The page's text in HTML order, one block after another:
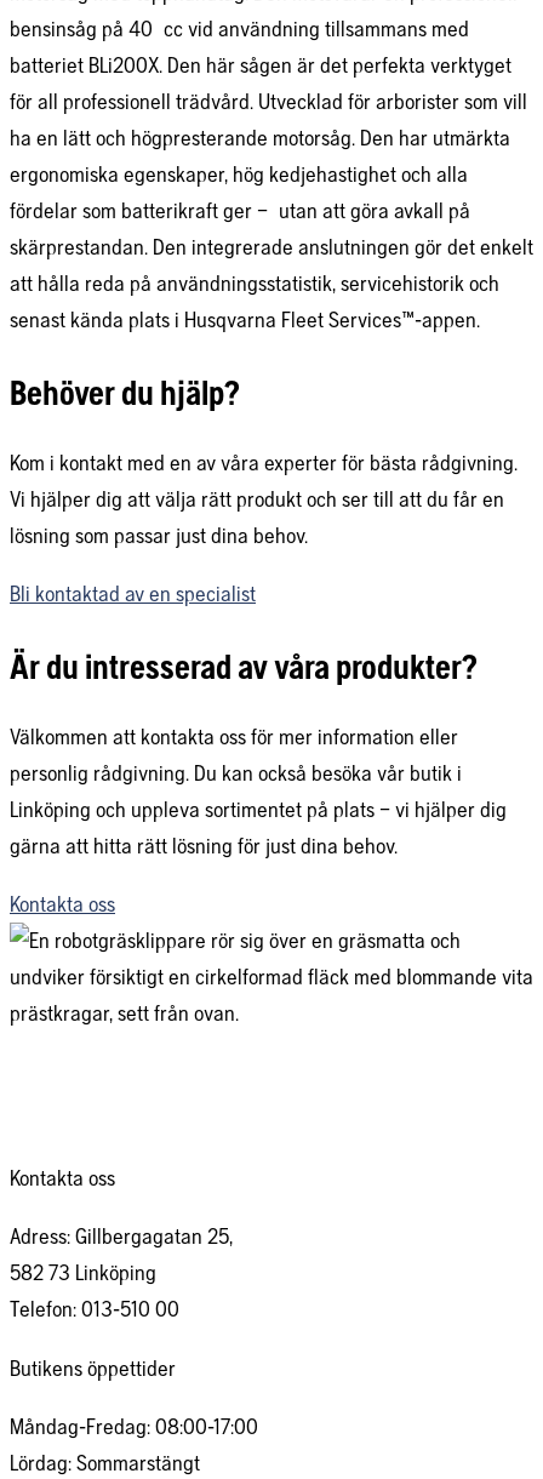
bensinsåg på 40 cc vid användning tillsammans med
batteriet BLi200X. Den här sågen är det perfekta verktyget
för all professionell trädvård. Utvecklad för arborister som vill
ha en lätt och högpresterande motorsåg. Den har utmärkta
ergonomiska egenskaper, hög kedjehastighet och alla
fördelar som batterikraft ger – utan att göra avkall på
skärprestandan. Den integrerade anslutningen gör det enkelt
att hålla reda på användningsstatistik, servicehistorik och
senast kända plats i Husqvarna Fleet Services™-appen.
Behöver du hjälp?
Kom i kontakt med en av våra experter för bästa rådgivning.
Vi hjälper dig att välja rätt produkt och ser till att du får en
lösning som passar just dina behov.
Bli kontaktad av en specialist
Är du intresserad av våra produkter?
Välkommen att kontakta oss för mer information eller
personlig rådgivning. Du kan också besöka vår butik i
Linköping och uppleva sortimentet på plats – vi hjälper dig
gärna att hitta rätt lösning för just dina behov.
Kontakta oss
Kontakta oss
Adress: Gillbergagatan 25,
582 73 Linköping
Telefon: 013-510 00
Butikens öppettider
Måndag-Fredag: 08:00-17:00
Lördag: Sommarstängt